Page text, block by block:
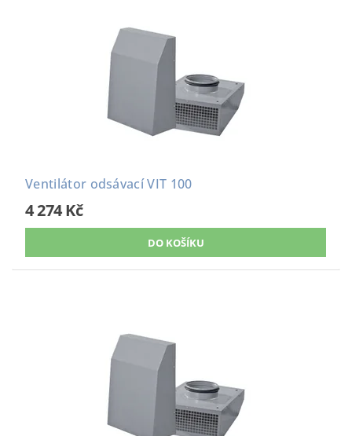
Ventilátor odsávací VIT 100
4 274 Kč